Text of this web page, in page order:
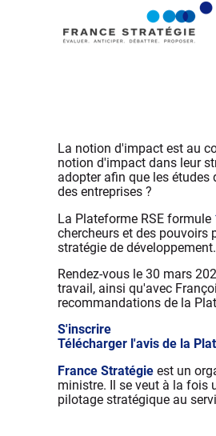
La notion d'impact est au
notion d'impact dans leur
adopter afin que les
des entreprises ?
La Plateforme RSE formule
chercheurs et des pouvoirs
stratégie de développement.
Rendez-vous le 30 mars
travail, ainsi qu'avec
recommandations de la
S'inscrire
Télécharger l'avis de la
France Stratégie est un
ministre. Il se veut à la fois
pilotage stratégique au